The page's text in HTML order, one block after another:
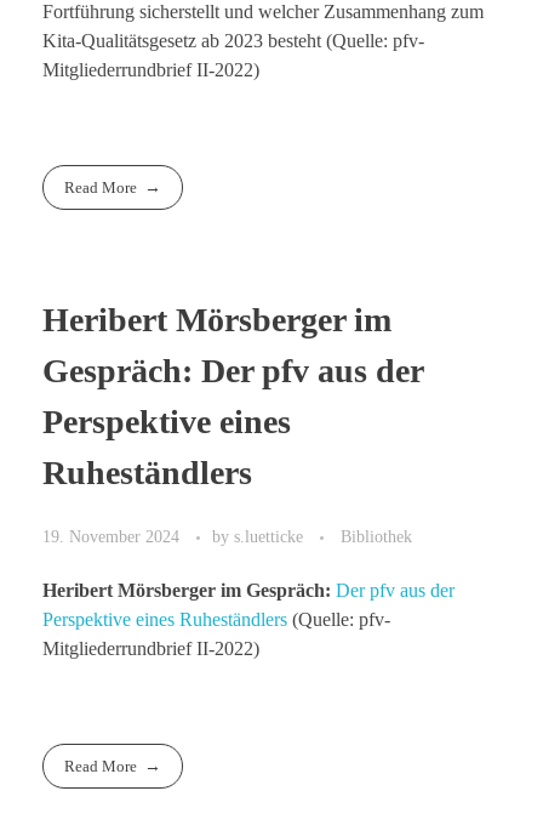
Fortführung sicherstellt und welcher Zusammenhang zum
Kita-Qualitätsgesetz ab 2023 besteht (Quelle: pfv-
Mitgliederrundbrief II-2022)
Read More
Heribert Mörsberger im
Gespräch: Der pfv aus der
Perspektive eines
Ruheständlers
19. November 2024 by s.luetticke Bibliothek
Heribert Mörsberger im Gespräch: Der pfv aus der
Perspektive eines Ruheständlers (Quelle: pfv-
Mitgliederrundbrief II-2022)
Read More